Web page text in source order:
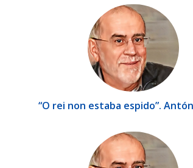
“O rei non estaba espido”.